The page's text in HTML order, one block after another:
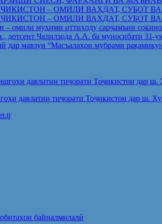
– ОМИЛИ ВАҲДАТ, СУБОТ
– ОМИЛИ ВАҲДАТ, СУБОТ
– омили муҳими иттиҳоду сарҷамъии
Ҷалилзода А.А. ба муносибати 31-
дар мавзуи “Масъалаҳои мубрами
давлатии тиҷорати Тоҷикистон дар ш.
байналмилалӣ